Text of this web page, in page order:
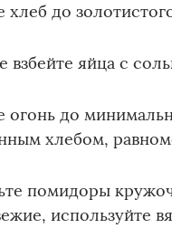
хлеб до
взбейте яйца с
огонь до
хлебом,
помидоры
используйте